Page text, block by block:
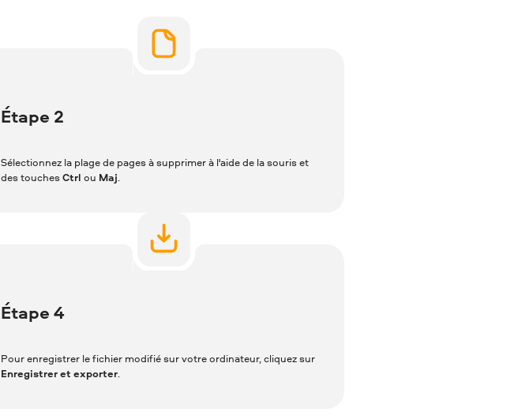
Étape 2
Sélectionnez la plage de pages à supprimer à l'aide de la souris et
des touchesCtrl ou Maj.
Étape 4
Pour enregistrer le fichier modifié sur votre ordinateur, cliquez sur
Enregistrer et exporter